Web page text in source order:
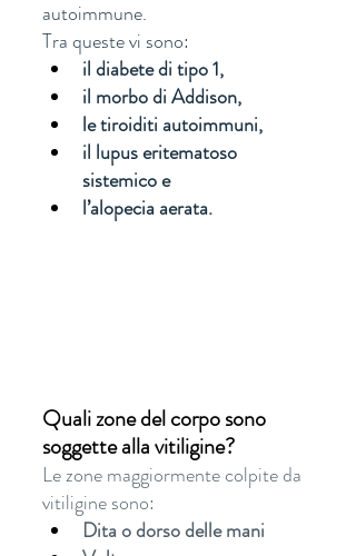
autoimmune.
Tra queste vi sono:
il diabete di tipo 1,
il morbo di Addison,
le tiroiditi autoimmuni,
il lupus eritematoso
sistemico e
l’alopecia aerata.
Quali zone del corpo sono
soggette alla vitiligine?
Le zone maggiormente colpite da
vitiligine sono:
Dita o dorso delle mani